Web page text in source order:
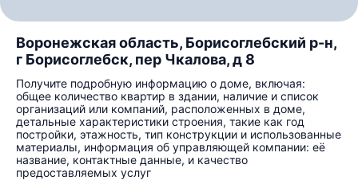
Воронежская область, Борисоглебский р-н,
г Борисоглебск, пер Чкалова, д 8
Получите подробную информацию о доме, включая:
общее количество квартир в здании, наличие и список
организаций или компаний, расположенных в доме,
детальные характеристики строения, такие как год
постройки, этажность, тип конструкции и использованные
материалы, информация об управляющей компании: её
название, контактные данные, и качество
предоставляемых услуг